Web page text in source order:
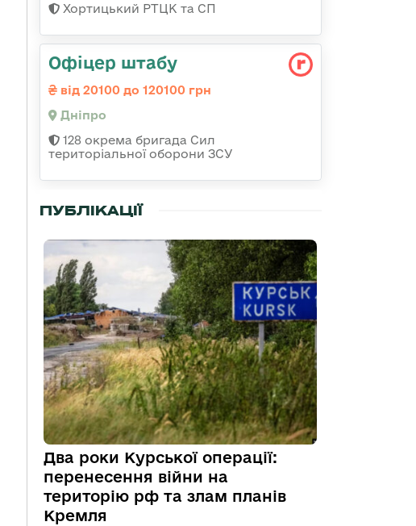
Хортицький РТЦК та СП
Офіцер штабу
від 20100 до 120100 грн
Дніпро
128 окрема бригада Сил
територіальної оборони ЗСУ
ПУБЛІКАЦІЇ
Два роки Курської операції:
перенесення війни на
територію рф та злам планів
Кремля